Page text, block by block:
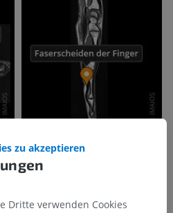
zu akzeptieren
Dritte verwenden Cookies